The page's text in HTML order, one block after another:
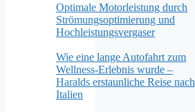
Optimale Motorleistung durch
Strömungsoptimierung und
Hochleistungsvergaser
Wie eine lange Autofahrt zum
Wellness-Erlebnis wurde –
Haralds erstaunliche Reise nach
Italien